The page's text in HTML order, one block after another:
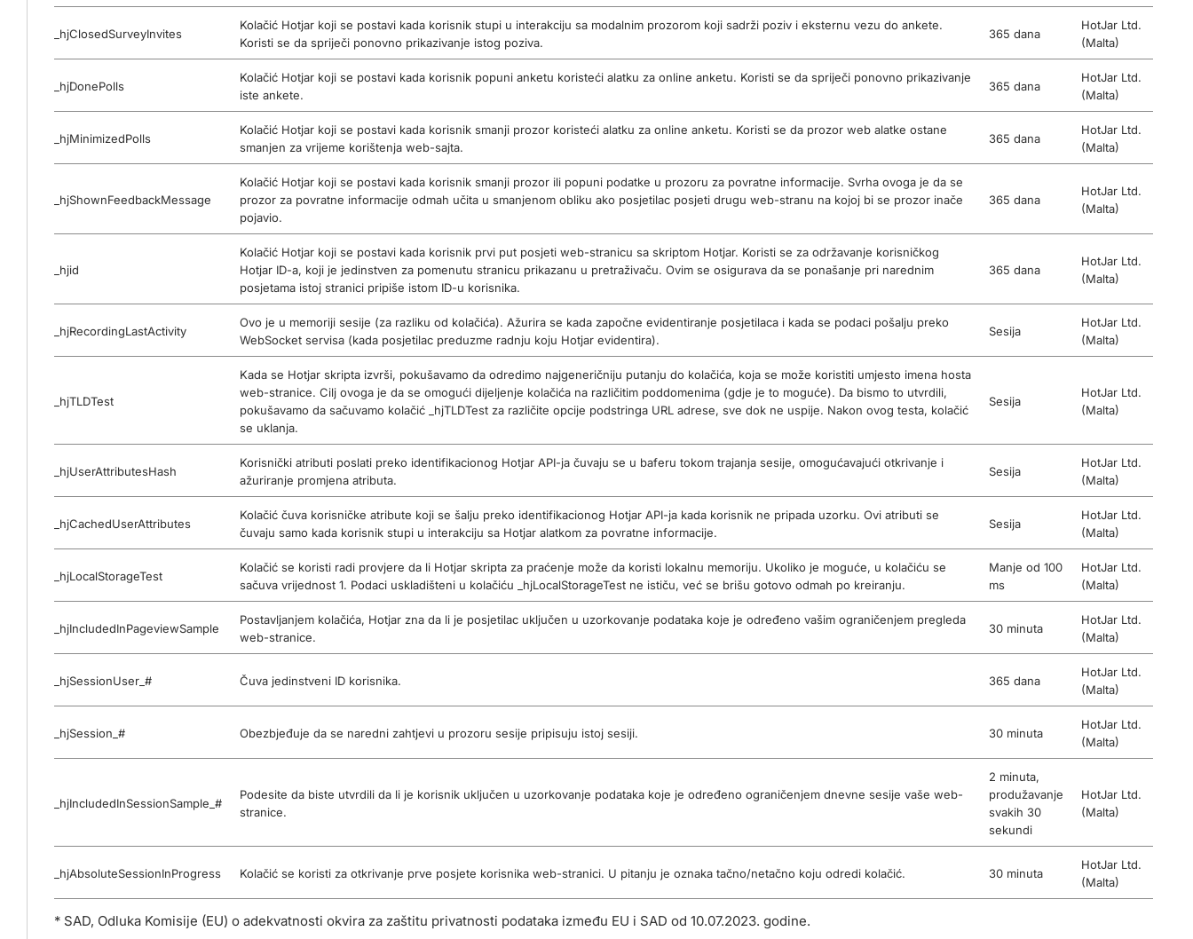
_hjClosedSurveyInvites
Kolačić Hotjar koji se postavi kada korisnik stupi u interakciju sa modalnim prozorom koji sadrži poziv i eksternu vezu do ankete.
Koristi se da spriječi ponovno prikazivanje istog poziva.
365 dana
HotJar Ltd.
(Malta)
_hjDonePolls
Kolačić Hotjar koji se postavi kada korisnik popuni anketu koristeći alatku za online anketu. Koristi se da spriječi ponovno prikazivanje
iste ankete.
365 dana
HotJar Ltd.
(Malta)
_hjMinimizedPolls
Kolačić Hotjar koji se postavi kada korisnik smanji prozor koristeći alatku za online anketu. Koristi se da prozor web alatke ostane
smanjen za vrijeme korištenja web-sajta.
365 dana
HotJar Ltd.
(Malta)
_hjShownFeedbackMessage
Kolačić Hotjar koji se postavi kada korisnik smanji prozor ili popuni podatke u prozoru za povratne informacije. Svrha ovoga je da se
prozor za povratne informacije odmah učita u smanjenom obliku ako posjetilac posjeti drugu web-stranu na kojoj bi se prozor inače
pojavio.
365 dana
HotJar Ltd.
(Malta)
_hjid
Kolačić Hotjar koji se postavi kada korisnik prvi put posjeti web-stranicu sa skriptom Hotjar. Koristi se za održavanje korisničkog
Hotjar ID-a, koji je jedinstven za pomenutu stranicu prikazanu u pretraživaču. Ovim se osigurava da se ponašanje pri narednim
posjetama istoj stranici pripiše istom ID-u korisnika.
365 dana
HotJar Ltd.
(Malta)
_hjRecordingLastActivity
Ovo je u memoriji sesije (za razliku od kolačića). Ažurira se kada započne evidentiranje posjetilaca i kada se podaci pošalju preko
WebSocket servisa (kada posjetilac preduzme radnju koju Hotjar evidentira).
Sesija
HotJar Ltd.
(Malta)
_hjTLDTest
Kada se Hotjar skripta izvrši, pokušavamo da odredimo najgeneričniju putanju do kolačića, koja se može koristiti umjesto imena hosta
web-stranice. Cilj ovoga je da se omogući dijeljenje kolačića na različitim poddomenima (gdje je to moguće). Da bismo to utvrdili,
pokušavamo da sačuvamo kolačić _hjTLDTest za različite opcije podstringa URL adrese, sve dok ne uspije. Nakon ovog testa, kolačić
se uklanja.
Sesija
HotJar Ltd.
(Malta)
_hjUserAttributesHash
Korisnički atributi poslati preko identifikacionog Hotjar API-ja čuvaju se u baferu tokom trajanja sesije, omogućavajući otkrivanje i
ažuriranje promjena atributa.
Sesija
HotJar Ltd.
(Malta)
_hjCachedUserAttributes
Kolačić čuva korisničke atribute koji se šalju preko identifikacionog Hotjar API-ja kada korisnik ne pripada uzorku. Ovi atributi se
čuvaju samo kada korisnik stupi u interakciju sa Hotjar alatkom za povratne informacije.
Sesija
HotJar Ltd.
(Malta)
_hjLocalStorageTest
Kolačić se koristi radi provjere da li Hotjar skripta za praćenje može da koristi lokalnu memoriju. Ukoliko je moguće, u kolačiću se
sačuva vrijednost 1. Podaci uskladišteni u kolačiću _hjLocalStorageTest ne ističu, već se brišu gotovo odmah po kreiranju.
Manje od 100
ms
HotJar Ltd.
(Malta)
_hjIncludedInPageviewSample
Postavljanjem kolačića, Hotjar zna da li je posjetilac uključen u uzorkovanje podataka koje je određeno vašim ograničenjem pregleda
web-stranice.
30 minuta
HotJar Ltd.
(Malta)
_hjSessionUser_# Čuva jedinstveni ID korisnika. 365 dana
HotJar Ltd.
(Malta)
_hjSession_# Obezbjeđuje da se naredni zahtjevi u prozoru sesije pripisuju istoj sesiji. 30 minuta
HotJar Ltd.
(Malta)
_hjIncludedInSessionSample_#
Podesite da biste utvrdili da li je korisnik uključen u uzorkovanje podataka koje je određeno ograničenjem dnevne sesije vaše web-
stranice.
2 minuta,
produžavanje
svakih 30
sekundi
HotJar Ltd.
(Malta)
_hjAbsoluteSessionInProgress Kolačić se koristi za otkrivanje prve posjete korisnika web-stranici. U pitanju je oznaka tačno/netačno koju odredi kolačić. 30 minuta
HotJar Ltd.
(Malta)
* SAD, Odluka Komisije (EU) o adekvatnosti okvira za zaštitu privatnosti podataka između EU i SAD od 10.07.2023. godine.